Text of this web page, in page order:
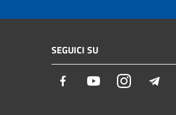
SEGUICI SU
Facebook YoutubeInstagram